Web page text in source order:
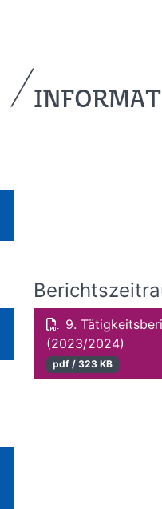
9.
(2023/2024)
pdf / 323 KB